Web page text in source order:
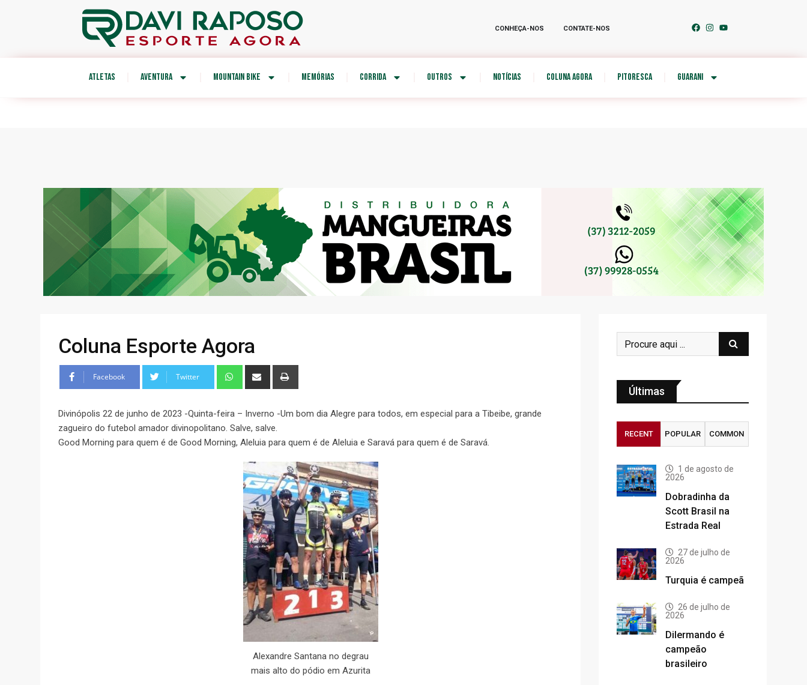
CONHEÇA-NOS CONTATE-NOS
ATLETAS AVENTURA MOUNTAIN BIKE MEMÓRIAS CORRIDA OUTROS NOTÍCIAS COLUNA AGORA PITORESCA GUARANI
Coluna Esporte Agora
Facebook Twitter
Divinópolis 22 de junho de 2023 -Quinta-feira – Inverno -Um bom dia Alegre para todos, em especial para a Tibeibe, grande
zagueiro do futebol amador divinopolitano. Salve, salve.
Good Morning para quem é de Good Morning, Aleluia para quem é de Aleluia e Saravá para quem é de Saravá.
Alexandre Santana no degrau
mais alto do pódio em Azurita
Últimas
RECENT POPULAR COMMON
1 de agosto de
2026
Dobradinha da
Scott Brasil na
Estrada Real
27 de julho de
2026
Turquia é campeã
26 de julho de
2026
Dilermando é
campeão
brasileiro